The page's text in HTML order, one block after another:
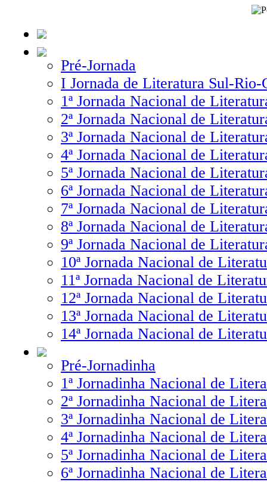
Pré-Jornada
I Jornada de Literatura Sul-Rio-
1ª Jornada Nacional de
2ª Jornada Nacional de
3ª Jornada Nacional de
4ª Jornada Nacional de
5ª Jornada Nacional de
6ª Jornada Nacional de
7ª Jornada Nacional de
8ª Jornada Nacional de
9ª Jornada Nacional de
10ª Jornada Nacional de
11ª Jornada Nacional de
12ª Jornada Nacional de
13ª Jornada Nacional de
14ª Jornada Nacional de
Pré-Jornadinha
1ª Jornadinha Nacional de
2ª Jornadinha Nacional de
3ª Jornadinha Nacional de
4ª Jornadinha Nacional de
5ª Jornadinha Nacional de
6ª Jornadinha Nacional de